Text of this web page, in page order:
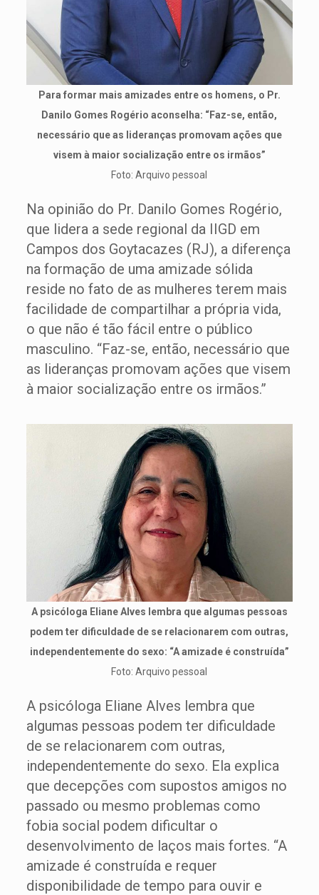
Para formar mais amizades entre os homens, o Pr.
Danilo Gomes Rogério aconselha: “Faz-se, então,
necessário que as lideranças promovam ações que
visem à maior socialização entre os irmãos”
Foto: Arquivo pessoal
Na opinião do Pr. Danilo Gomes Rogério,
que lidera a sede regional da IIGD em
Campos dos Goytacazes (RJ), a diferença
na formação de uma amizade sólida
reside no fato de as mulheres terem mais
facilidade de compartilhar a própria vida,
o que não é tão fácil entre o público
masculino. “Faz-se, então, necessário que
as lideranças promovam ações que visem
à maior socialização entre os irmãos.”
A psicóloga Eliane Alves lembra que algumas pessoas
podem ter dificuldade de se relacionarem com outras,
independentemente do sexo: “A amizade é construída”
Foto: Arquivo pessoal
A psicóloga Eliane Alves lembra que
algumas pessoas podem ter dificuldade
de se relacionarem com outras,
independentemente do sexo. Ela explica
que decepções com supostos amigos no
passado ou mesmo problemas como
fobia social podem dificultar o
desenvolvimento de laços mais fortes. “A
amizade é construída e requer
disponibilidade de tempo para ouvir e